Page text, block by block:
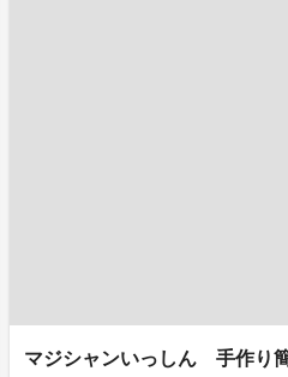
マジシャンいっしん 手作り